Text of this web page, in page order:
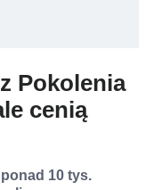
Pokolenia
cenią
10 tys.